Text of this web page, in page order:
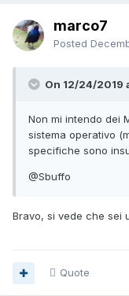
marco7
Posted
On 12/24/2019
Non mi intendo dei
sistema operativo
specifiche sono
@Sbuffo
Bravo, si vede che sei
Quote